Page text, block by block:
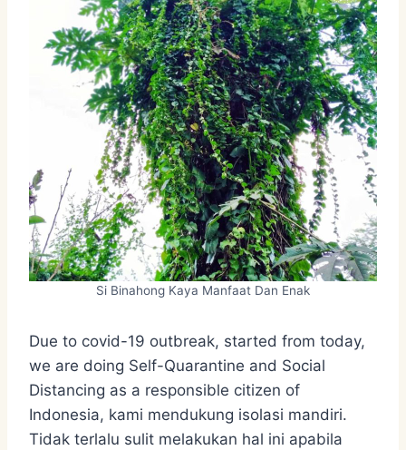
Si Binahong Kaya Manfaat Dan Enak
Due to covid-19 outbreak, started from today,
we are doing Self-Quarantine and Social
Distancing as a responsible citizen of
Indonesia, kami mendukung isolasi mandiri.
Tidak terlalu sulit melakukan hal ini apabila